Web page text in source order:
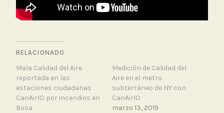
RELACIONADO
Mala Calidad del Aire
reportada en las
estaciones ciudadanas
CanAirIO por incendios en
Bosa
Medición de Calidad del
Aire en el metro
subterráneo de NY con
CanAirIO
marzo 13, 2019